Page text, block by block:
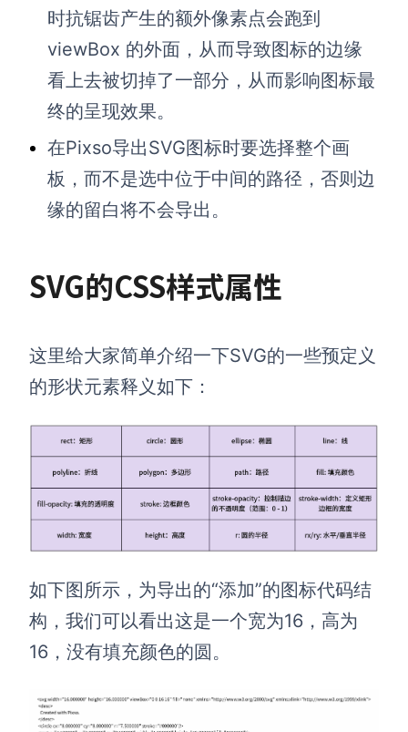
时抗锯齿产生的额外像素点会跑到
viewBox 的外面，从而导致图标的边缘
看上去被切掉了一部分，从而影响图标最
终的呈现效果。
在Pixso导出SVG图标时要选择整个画
板，而不是选中位于中间的路径，否则边
缘的留白将不会导出。
SVG的CSS样式属性
这里给大家简单介绍一下SVG的一些预定义
的形状元素释义如下：
如下图所示，为导出的“添加”的图标代码结
构，我们可以看出这是一个宽为16，高为
16，没有填充颜色的圆。